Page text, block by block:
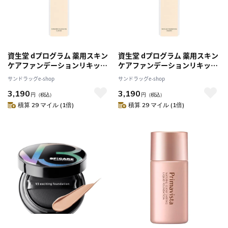
資生堂 dプログラム 薬用スキン
ケアファンデーションリキッド
OC30
サンドラッグe-shop
3,190 円 （税込）
積算 29 マイル (1倍)
資生堂 dプログラム 薬用スキン
ケアファンデーションリキッド
PO10
サンドラッグe-shop
3,190 円 （税込）
積算 29 マイル (1倍)